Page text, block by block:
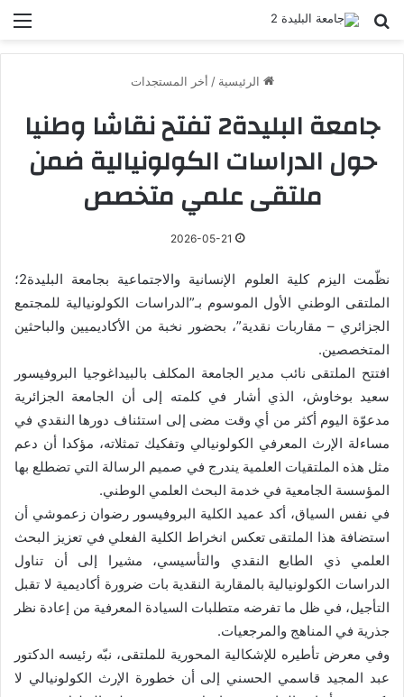
بحث عن
الرئيسية / أخر المستجدات
جامعة البليدة2 تفتح نقاشا وطنيا
حول الدراسات الكولونيالية ضمن
ملتقى علمي متخصص
2026-05-21
نظّمت اليزم كلية العلوم الإنسانية والاجتماعية بجامعة البليدة2؛
الملتقى الوطني الأول الموسوم بـ”الدراسات الكولونيالية للمجتمع
الجزائري – مقاربات نقدية”، بحضور نخبة من الأكاديميين والباحثين
المتخصصين.
افتتح الملتقى نائب مدير الجامعة المكلف بالبيداغوجيا البروفيسور
سعيد بوخاوش، الذي أشار في كلمته إلى أن الجامعة الجزائرية
مدعوّة اليوم أكثر من أي وقت مضى إلى استئناف دورها النقدي في
مساءلة الإرث المعرفي الكولونيالي وتفكيك تمثلاته، مؤكدا أن دعم
مثل هذه الملتقيات العلمية يندرج في صميم الرسالة التي تضطلع بها
المؤسسة الجامعية في خدمة البحث العلمي الوطني.
في نفس السياق، أكد عميد الكلية البروفيسور رضوان زعموشي أن
استضافة هذا الملتقى تعكس انخراط الكلية الفعلي في تعزيز البحث
العلمي ذي الطابع النقدي والتأسيسي، مشيرا إلى أن تناول
الدراسات الكولونيالية بالمقاربة النقدية بات ضرورة أكاديمية لا تقبل
التأجيل، في ظل ما تفرضه متطلبات السيادة المعرفية من إعادة نظر
جذرية في المناهج والمرجعيات.
وفي معرض تأطيره للإشكالية المحورية للملتقى، نبّه رئيسه الدكتور
عبد المجيد قاسمي الحسني إلى أن خطورة الإرث الكولونيالي لا